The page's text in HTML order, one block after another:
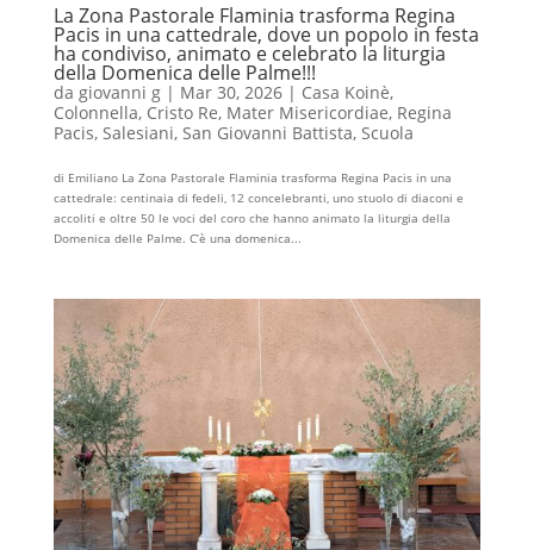
La Zona Pastorale Flaminia trasforma Regina
Pacis in una cattedrale, dove un popolo in festa
ha condiviso, animato e celebrato la liturgia
della Domenica delle Palme!!!
da giovanni g| Mar 30, 2026| Casa Koinè,
Colonnella, Cristo Re, Mater Misericordiae, Regina
Pacis, Salesiani, San Giovanni Battista, Scuola
di Emiliano La Zona Pastorale Flaminia trasforma Regina Pacis in una
cattedrale: centinaia di fedeli, 12 concelebranti, uno stuolo di diaconi e
accoliti e oltre 50 le voci del coro che hanno animato la liturgia della
Domenica delle Palme. C’è una domenica...